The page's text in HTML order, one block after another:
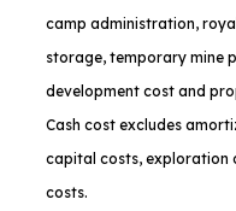
camp administration,
storage, temporary mine
development cost and
Cash cost excludes
capital costs, exploration
costs.